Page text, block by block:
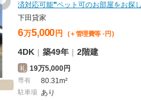
済対応可能❞ペット可のお部屋をお探
下田貸家
6万5,000 円 (＋管理費等 - 円 )
4DK | 築49年 | 2階建
礼 19万5,000円
専有 80.31m²
駐車場 あり